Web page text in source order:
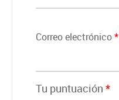
Correo electrónico*
Tu puntuación *